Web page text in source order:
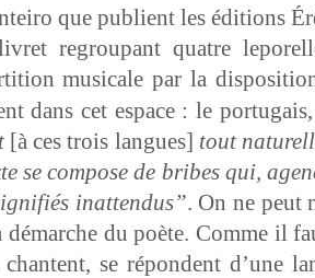
que pub­lient les édi­tions
regroupant qua­tre
musi­cale par la
dans cet espace : le
[à ces trois langues] tout
se com­pose de bribes qui,
inat­ten­dus”. On ne peut
du poète. Comme il
se répon­dent d’une